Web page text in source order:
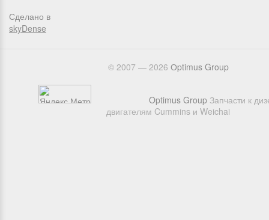
Сделано в
skyDense
© 2007 — 2026 Оptimus Group
Optimus Group Запчасти к
двигателям Cummins и Weichai